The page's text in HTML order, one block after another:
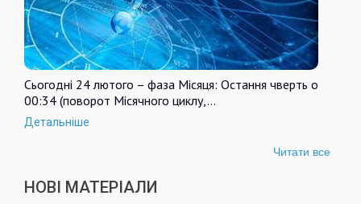
Сьогодні 24 лютого – фаза Місяця: Остання чверть о
00:34 (поворот Місячного циклу,…
Детальніше
Читати все
НОВІ МАТЕРІАЛИ